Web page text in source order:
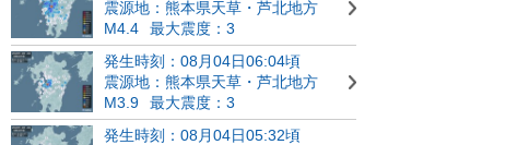
震源地：熊本県天草・芦北地方
M4.4
最大震度：3
発生時刻：08月04日06:04頃
震源地：熊本県天草・芦北地方
M3.9
最大震度：3
発生時刻：08月04日05:32頃